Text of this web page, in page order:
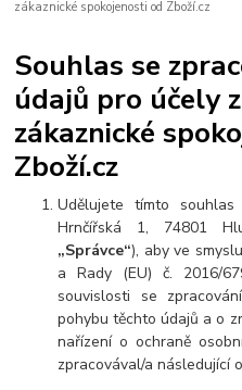
zákaznické spokojenosti od Zboží.cz
Souhlas se
údajů pro účely
zákaznické
Zboží.cz
Udělujete tímto souhlas
Hrnčířská 1, 74801
„Správce“), aby ve
a Rady (EU) č. 2016/
souvislosti se
pohybu těchto údajů a o
nařízení o ochraně
zpracovával/a následující